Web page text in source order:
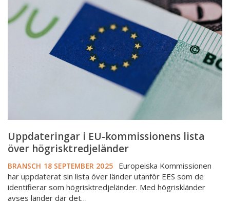
kommissionens
högrisktredjeländer
Uppdateringar i EU-kommissionens lista
över högrisktredjeländer
BRANSCH 18 SEPTEMBER 2025
Europeiska Kommissionen
har uppdaterat sin lista över länder utanför EES som de
identifierar som högrisktredjeländer. Med högriskländer
avses länder där det…